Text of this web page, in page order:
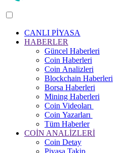
CANLI PİYASA
HABERLER
Güncel Haberleri
Coin Haberleri
Coin Analizleri
Blockchain Haberleri
Borsa Haberleri
Mining Haberleri
Coin Videoları
Coin Yazarları
Tüm Haberler
COİN ANALİZLERİ
Coin Detay